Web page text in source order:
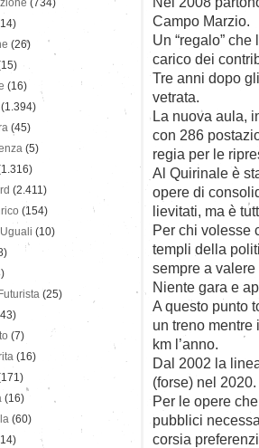
Campo Marzio.
Un “regalo”
carico dei
Tre anni dopo
vetrata.
La nuova aula,
con 286
regia per le
Al Quirinale è
opere di
lievitati, ma è
Per chi volesse
templi della
sempre a
Niente gara e
A questo punto
un treno
km l’anno.
Dal 2002 la
(forse) nel
Per le opere
pubblici
corsia
(734)
(26)
(16)
(1.394)
(45)
(5)
(2.411)
(154)
(10)
(25)
(7)
(16)
(16)
(60)